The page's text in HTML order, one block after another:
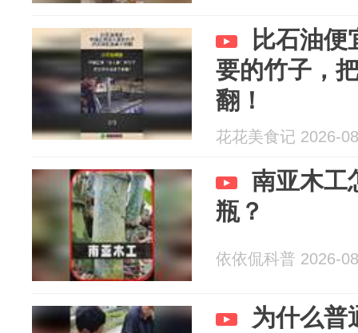
比石油便
要的竹子，
翻！
花花美食记 2026-
南亚木工
瓶？
依依侃科普 2026-
为什么普